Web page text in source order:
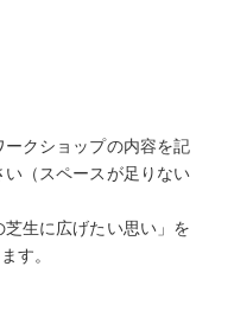
クショップの内容を記
（スペースが足りない
生に広げたい思い」を
す。